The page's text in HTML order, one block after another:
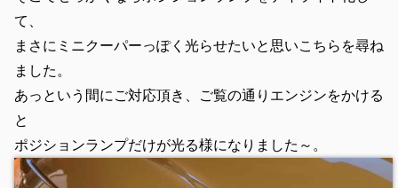
て、
まさにミニクーパーっぽく光らせたいと思いこちらを尋ね
ました。
あっという間にご対応頂き、ご覧の通りエンジンをかける
と
ポジションランプだけが光る様になりました～。